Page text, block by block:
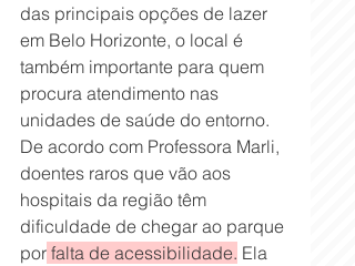
das principais opções de lazer
em Belo Horizonte, o local é
também importante para quem
procura atendimento nas
unidades de saúde do entorno.
De acordo com Professora Marli,
doentes raros que vão aos
hospitais da região têm
dificuldade de chegar ao parque
por falta de acessibilidade. Ela